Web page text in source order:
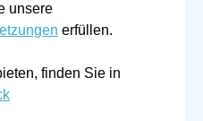
unsere
erfüllen.
finden Sie in